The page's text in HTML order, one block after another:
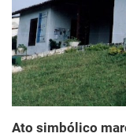
Ato simbólico